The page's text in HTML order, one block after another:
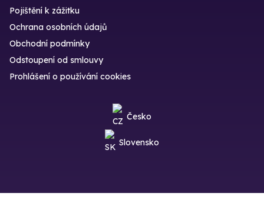
Pojištění k zážitku
Ochrana osobních údajů
Obchodní podmínky
Odstoupení od smlouvy
Prohlášení o používání cookies
Česko
Slovensko